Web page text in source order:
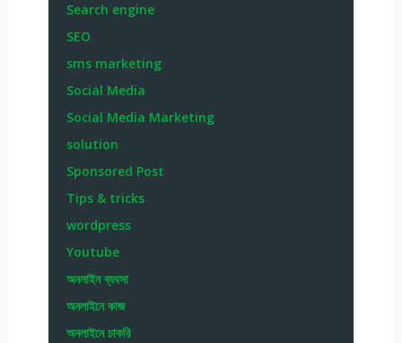
Search engine
SEO
sms marketing
Social Media
Social Media Marketing
solution
Sponsored Post
Tips & tricks
wordpress
Youtube
অনলাইন ব্যবসা
অনলাইনে কাজ
অনলাইনে চাকরি